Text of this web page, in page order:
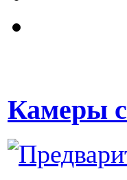
Камеры